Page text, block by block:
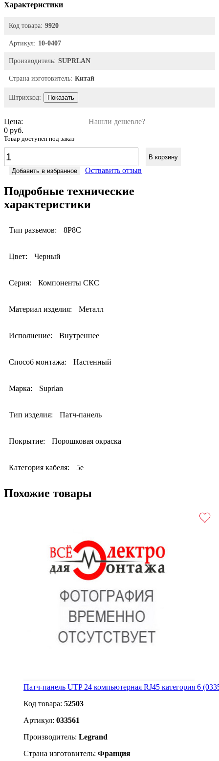
Характеристики
Код товара: 9920
Артикул: 10-0407
Производитель: SUPRLAN
Страна изготовитель: Китай
Штрихкод: Показать
Цена:
Нашли дешевле?
0 руб.
Товар доступен под заказ
В корзину
Добавить в избранное
Оствавить отзыв
Подробные технические
характеристики
Тип разъемов: 8P8C
Цвет: Черный
Серия: Компоненты СКС
Материал изделия: Металл
Исполнение: Внутреннее
Способ монтажа: Настенный
Марка: Suprlan
Тип изделия: Патч-панель
Покрытие: Порошковая окраска
Категория кабеля: 5e
Похожие товары
Патч-панель UTP 24 компьютерная RJ45 категория 6
Код товара: 52503
Артикул: 033561
Производитель: Legrand
Страна изготовитель: Франция